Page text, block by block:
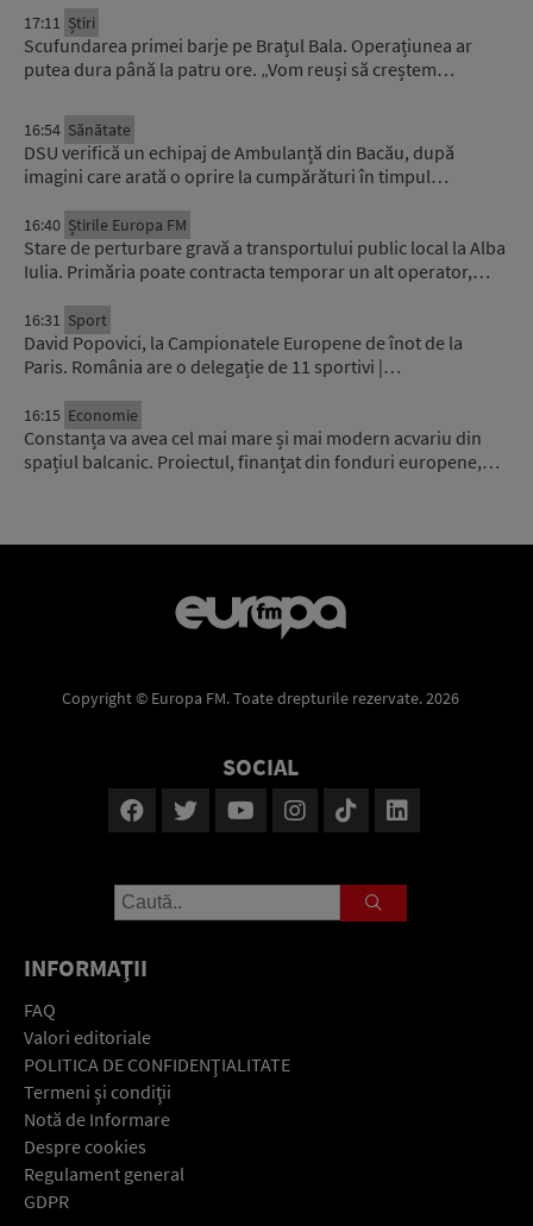
17:11 Știri
Scufundarea primei barje pe Brațul Bala. Operațiunea ar
putea dura până la patru ore. „Vom reuși să creștem…
16:54 Sănătate
DSU verifică un echipaj de Ambulanță din Bacău, după
imagini care arată o oprire la cumpărături în timpul…
16:40 Știrile Europa FM
Stare de perturbare gravă a transportului public local la Alba
Iulia. Primăria poate contracta temporar un alt operator,…
16:31 Sport
David Popovici, la Campionatele Europene de înot de la
Paris. România are o delegație de 11 sportivi |…
16:15 Economie
Constanța va avea cel mai mare și mai modern acvariu din
spațiul balcanic. Proiectul, finanțat din fonduri europene,…
Copyright © Europa FM. Toate drepturile rezervate. 2026
SOCIAL
INFORMAŢII
FAQ
Valori editoriale
POLITICA DE CONFIDENŢIALITATE
Termeni şi condiţii
Notă de Informare
Despre cookies
Regulament general
GDPR